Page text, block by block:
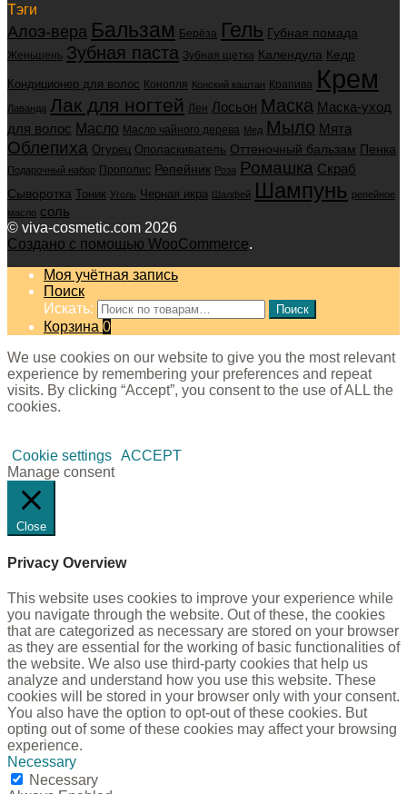
Тэги
Алоэ-вера Бальзам Берёза Гель Губная помада
Женьшень Зубная паста Зубная щетка Календула Кедр
Кондиционер для волос Конопля Конский каштан Крапива Крем
Лаванда Лак для ногтей Лен Лосьон Маска Маска-уход
для волос Масло Масло чайного дерева Мед Мыло Мята
Облепиха Огурец Ополаскиватель Оттеночный бальзам Пенка
Подарочный набор Прополис Репейник Роза Ромашка Скраб
Сыворотка Тоник Уголь Черная икра Шалфей Шампунь репейное
масло соль
© viva-cosmetic.com 2026
Создано с помощью WooCommerce.
Моя учётная запись
Поиск
Искать:
Поиск
Корзина 0
We use cookies on our website to give you the most relevant
experience by remembering your preferences and repeat
visits. By clicking “Accept”, you consent to the use of ALL the
cookies.
Cookie settings ACCEPT
Manage consent
Close
Privacy Overview
This website uses cookies to improve your experience while
you navigate through the website. Out of these, the cookies
that are categorized as necessary are stored on your browser
as they are essential for the working of basic functionalities of
the website. We also use third-party cookies that help us
analyze and understand how you use this website. These
cookies will be stored in your browser only with your consent.
You also have the option to opt-out of these cookies. But
opting out of some of these cookies may affect your browsing
experience.
Necessary
Necessary